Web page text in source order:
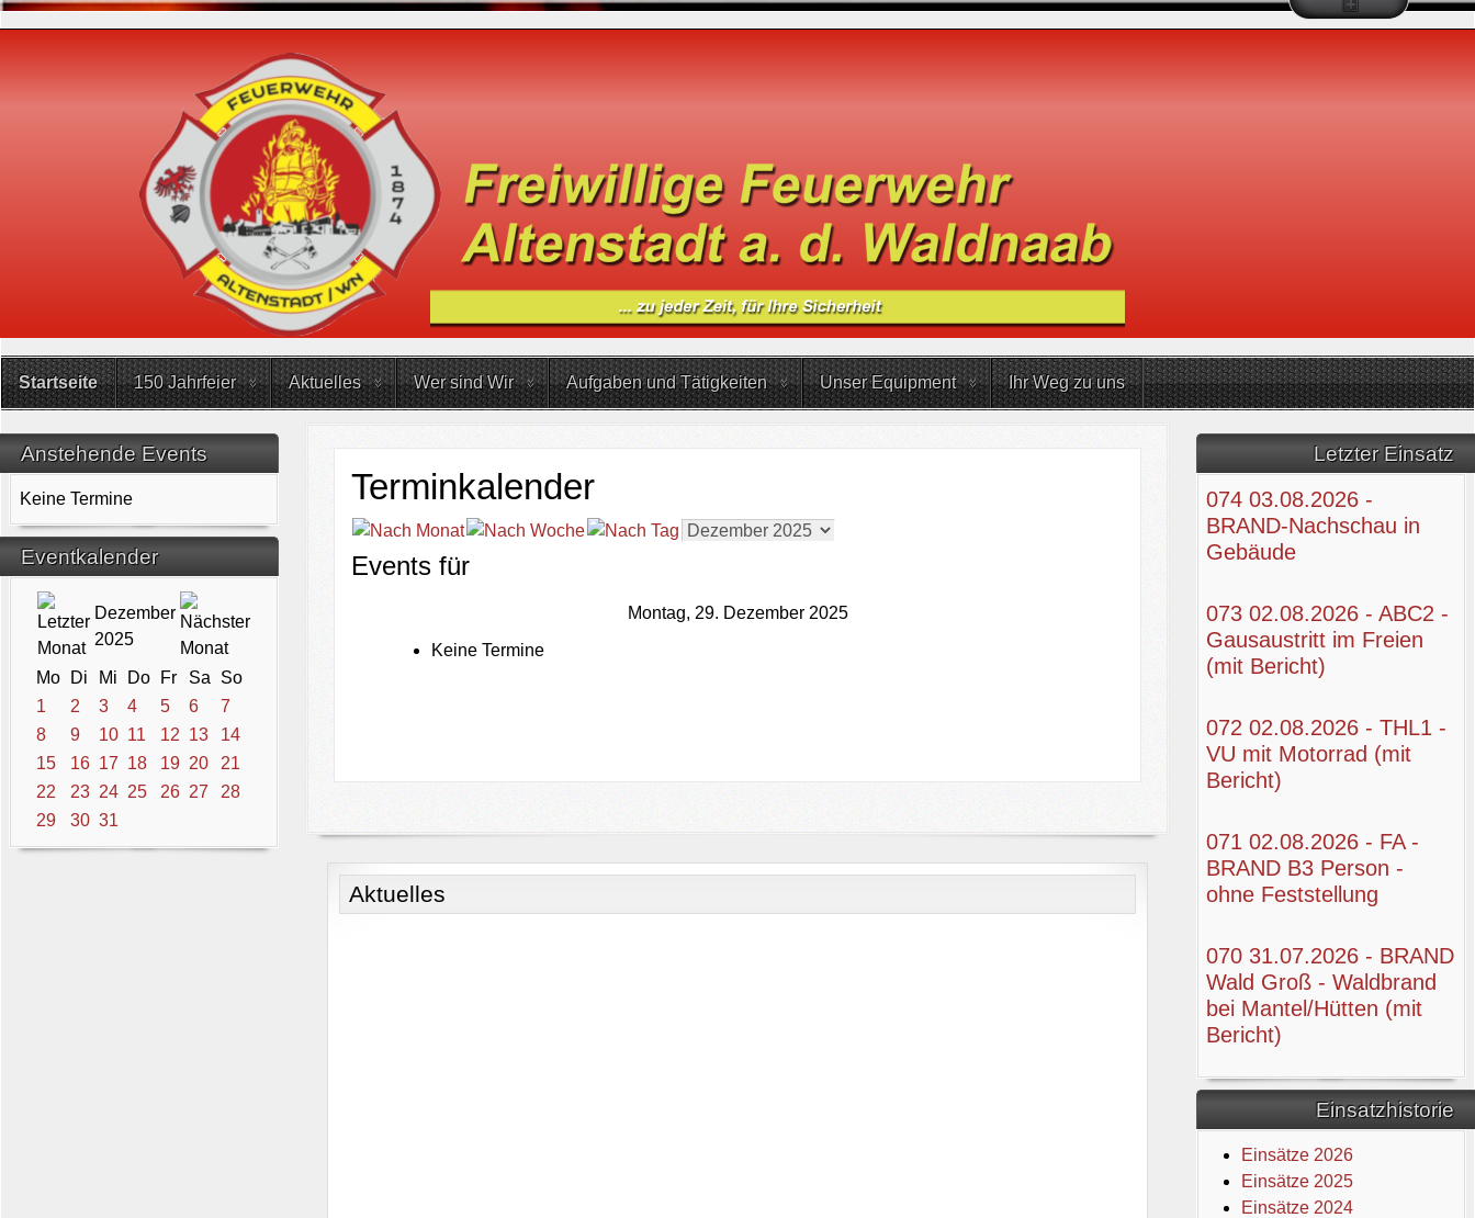
Startseite 150 Jahrfeier Aktuelles Wer sind Wir Aufgaben und Tätigkeiten Unser Equipment Ihr Weg zu uns
Anstehende Events
Keine Termine
Eventkalender
Dezember
2025
Mo Di Mi Do Fr Sa
So
1
2 3 4 5 6
7
8
9 10 11 12 13
14
15
16 17 18 19 20
21
22
23 24 25 26 27
28
29
30 31
Letzter Einsatz
074 03.08.2026 -
BRAND-Nachschau in
Gebäude
073 02.08.2026 - ABC2 -
Gausaustritt im Freien
(mit Bericht)
072 02.08.2026 - THL1 -
VU mit Motorrad (mit
Bericht)
071 02.08.2026 - FA -
BRAND B3 Person -
ohne Feststellung
070 31.07.2026 - BRAND
Wald Groß - Waldbrand
bei Mantel/Hütten (mit
Bericht)
Einsatzhistorie
Einsätze 2026
Einsätze 2025
Einsätze 2024
Terminkalender
Events für
Montag, 29. Dezember 2025
Keine Termine
Aktuelles